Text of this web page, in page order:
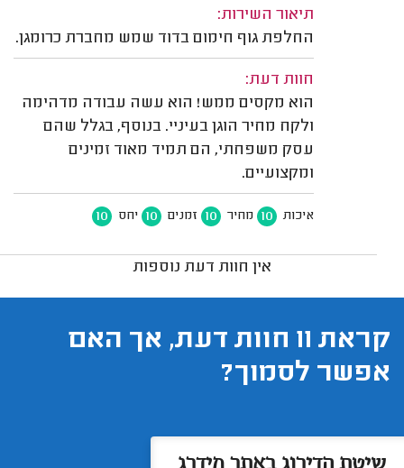
תיאור השירות:
החלפת גוף חימום בדוד שמש מחברת כרומגן.
חוות דעת:
הוא מקסים ממש! הוא עשה עבודה מדהימה
ולקח מחיר הוגן בעיניי. בנוסף, בגלל שהם
עסק משפחתי, הם תמיד מאוד זמינים
ומקצועיים.
איכות 10 מחיר 10 זמנים 10 יחס 10
אין חוות דעת נוספות
קראת 11 חוות דעת, אך האם
אפשר לסמוך?